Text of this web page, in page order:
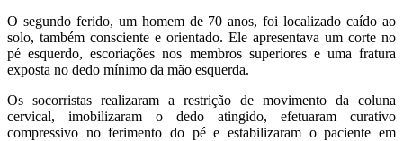
O segundo ferido, um homem de 70 anos, foi localizado caído ao
solo, também consciente e orientado. Ele apresentava um corte no
pé esquerdo, escoriações nos membros superiores e uma fratura
exposta no dedo mínimo da mão esquerda.
Os socorristas realizaram a restrição de movimento da coluna
cervical, imobilizaram o dedo atingido, efetuaram curativo
compressivo no ferimento do pé e estabilizaram o paciente em